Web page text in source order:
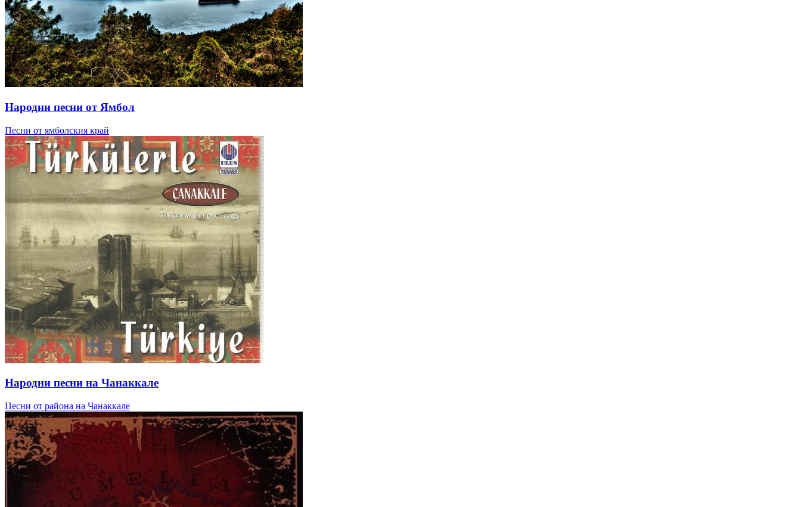
Народни песни от Ямбол
Песни от ямболския край
Народни песни на Чанаккале
Песни от района на Чанаккале